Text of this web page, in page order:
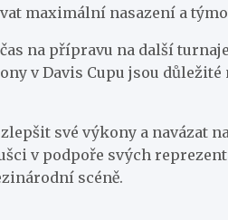
maximální nasazení a
na přípravu na další
v Davis Cupu jsou
své výkony a
v podpoře svých
scéně.